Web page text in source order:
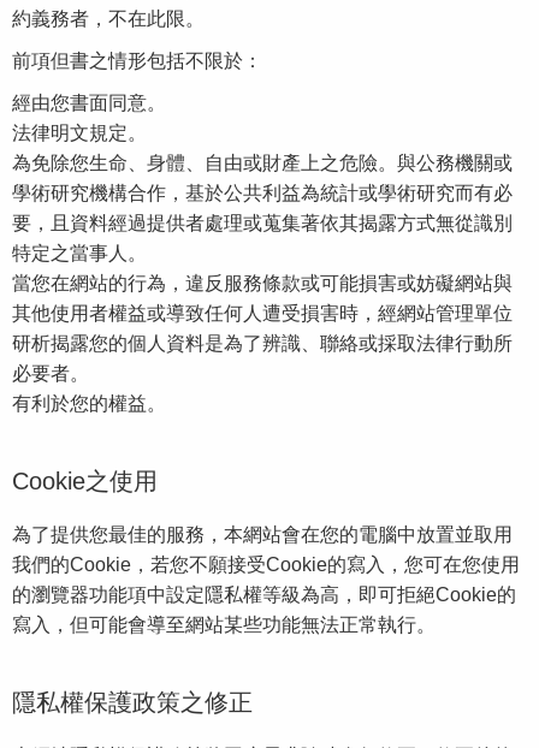
約義務者，不在此限。
前項但書之情形包括不限於：
經由您書面同意。
法律明文規定。
為免除您生命、身體、自由或財產上之危險。與公務機關或
學術研究機構合作，基於公共利益為統計或學術研究而有必
要，且資料經過提供者處理或蒐集著依其揭露方式無從識別
特定之當事人。
當您在網站的行為，違反服務條款或可能損害或妨礙網站與
其他使用者權益或導致任何人遭受損害時，經網站管理單位
研析揭露您的個人資料是為了辨識、聯絡或採取法律行動所
必要者。
有利於您的權益。
Cookie之使用
為了提供您最佳的服務，本網站會在您的電腦中放置並取用
我們的Cookie，若您不願接受Cookie的寫入，您可在您使用
的瀏覽器功能項中設定隱私權等級為高，即可拒絕Cookie的
寫入，但可能會導至網站某些功能無法正常執行。
隱私權保護政策之修正